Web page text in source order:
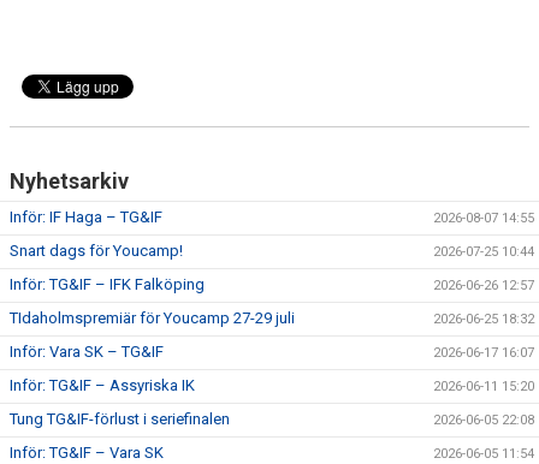
Nyhetsarkiv
Inför: IF Haga – TG&IF 2026-08-07 14:55
Snart dags för Youcamp! 2026-07-25 10:44
Inför: TG&IF – IFK Falköping 2026-06-26 12:57
TIdaholmspremiär för Youcamp 27-29 juli 2026-06-25 18:32
Inför: Vara SK – TG&IF 2026-06-17 16:07
Inför: TG&IF – Assyriska IK 2026-06-11 15:20
Tung TG&IF-förlust i seriefinalen 2026-06-05 22:08
Inför: TG&IF – Vara SK 2026-06-05 11:54